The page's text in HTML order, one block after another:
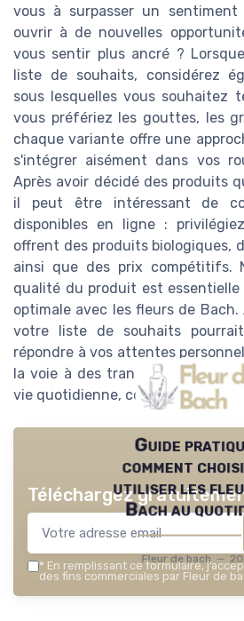
vous à surpasser un
ouvrir à de nouvelles
vous sentir plus ancré ?
liste de souhaits, considérez
sous lesquelles vous souhaitez
vous préfériez les gouttes, les
chaque variante offre une
s'intégrer aisément dans vos
Après avoir décidé des produits
il peut être intéressant de
disponibles en ligne :
offrent des produits biologiques,
ainsi que des prix compétitifs.
qualité du produit est essentielle
optimale avec les fleurs de
votre liste de souhaits
répondre à vos attentes
la voie à des transformations
vie quotidienne, comme vécu par
Guide
comment
utiliser les
Bach au
Fleur de bach —
Téléchargez
* En remplissant ce formulaire,
des fins commerciales par Fleur de